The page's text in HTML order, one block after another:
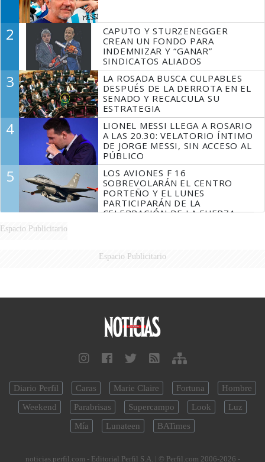
2
CAPUTO Y STURZENEGGER
CREAN UN FONDO PARA
INDEMNIZAR Y “GANAR”
SINDICATOS ALIADOS
3
LA ROSADA BUSCA CULPABLES
DESPUÉS DE LA DERROTA EN EL
SENADO Y RECALCULA SU
ESTRATEGIA
4
LIONEL MESSI LLEGA A ROSARIO
A LAS 20.30: VELATORIO ÍNTIMO
DE JORGE MESSI, SIN ACCESO AL
PÚBLICO
5
LOS AVIONES F 16
SOBREVOLARÁN EL CENTRO
PORTEÑO Y EL LUNES
PARTICIPARÁN DE LA
CELEBRACIÓN DE LA FUERZA
Espacio Publicitario
Espacio Publicitario
Diario Perfil Caras Marie Claire Fortuna
Hombre
Weekend
Parabrisas Supercampo Look
Luz
Mía
Lunateen BATimes
noticias.perfil.com - Editorial Perfil S.A. | © Perfil.com 2006-2026 -